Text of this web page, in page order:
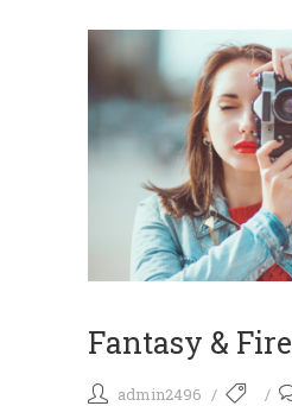
Fantasy & Fire
admin2496